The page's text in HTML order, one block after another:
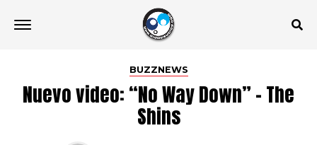
BUZZNEWS
Nuevo video: “No Way Down” – The
Shins